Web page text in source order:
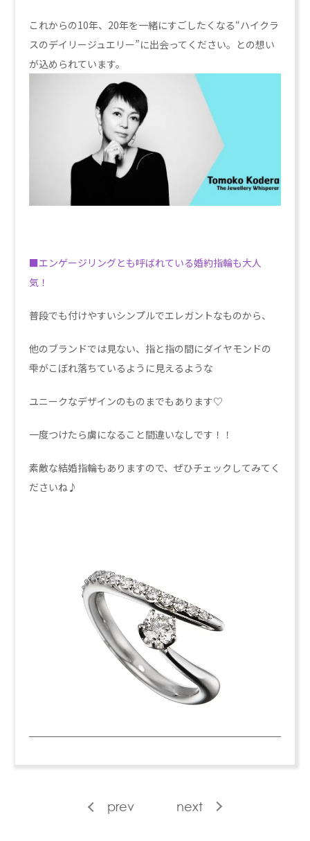
これからの10年、20年を一緒にすごしたくなる“ハイクラ
スのデイリージュエリー”に出会ってください。との想い
が込められています。
■エンゲージリングとも呼ばれている婚約指輪も大人
気！
普段でも付けやすいシンプルでエレガントなものから、
他のブランドでは見ない、指と指の間にダイヤモンドの
雫がこぼれ落ちているように見えるような
ユニークなデザインのものまでもあります♡
一度つけたら虜になること間違いなしです！！
素敵な結婚指輪もありますので、ぜひチェックしてみてく
ださいね♪
prev next